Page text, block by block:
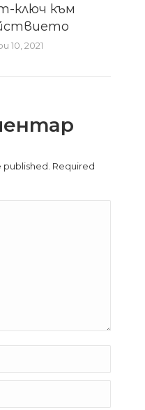
ключ към
10, 2021
published. Required